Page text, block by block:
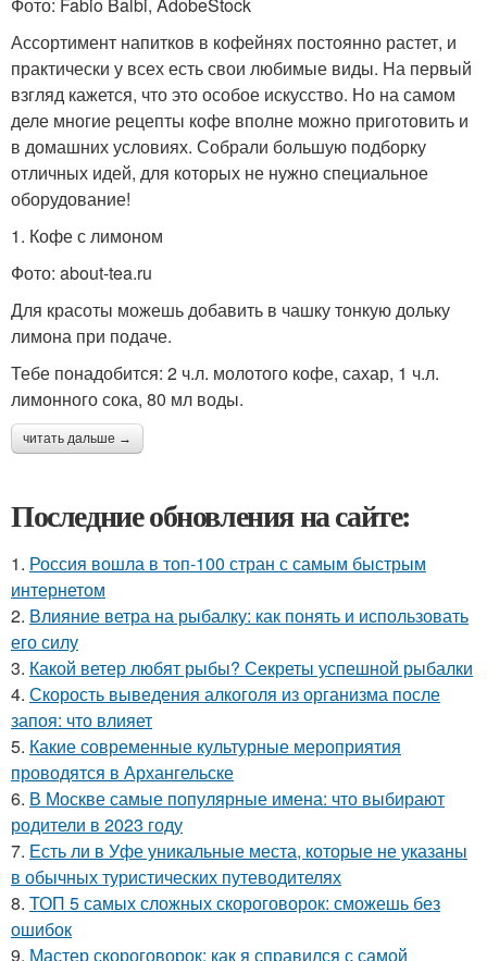
Фото: Fabio Balbi, AdobeStock
Ассортимент напитков в кофейнях постоянно растет, и
практически у всех есть свои любимые виды. На первый
взгляд кажется, что это особое искусство. Но на самом
деле многие рецепты кофе вполне можно приготовить и
в домашних условиях. Собрали большую подборку
отличных идей, для которых не нужно специальное
оборудование!
1. Кофе с лимоном
Фото: about-tea.ru
Для красоты можешь добавить в чашку тонкую дольку
лимона при подаче.
Тебе понадобится: 2 ч.л. молотого кофе, сахар, 1 ч.л.
лимонного сока, 80 мл воды.
читать дальше →
Последние обновления на сайте:
1. Россия вошла в топ-100 стран с самым быстрым
интернетом
2. Влияние ветра на рыбалку: как понять и использовать
его силу
3. Какой ветер любят рыбы? Секреты успешной рыбалки
4. Скорость выведения алкоголя из организма после
запоя: что влияет
5. Какие современные культурные мероприятия
проводятся в Архангельске
6. В Москве самые популярные имена: что выбирают
родители в 2023 году
7. Есть ли в Уфе уникальные места, которые не указаны
в обычных туристических путеводителях
8. ТОП 5 самых сложных скороговорок: сможешь без
ошибок
9. Мастер скороговорок: как я справился с самой